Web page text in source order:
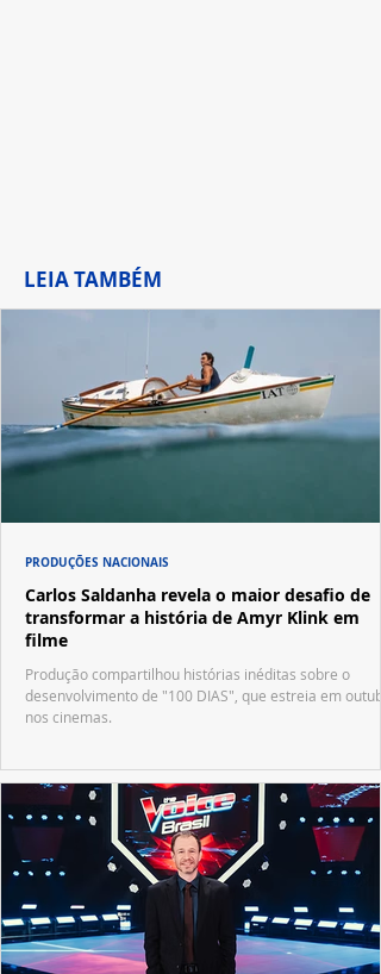
LEIA TAMBÉM
Carlos Saldanha revela o maior desafio de
transformar a história de Amyr Klink em
filme
Produção compartilhou histórias inéditas sobre o
desenvolvimento de "100 DIAS", que estreia em
nos cinemas.
PRODUÇÕES NACIONAIS